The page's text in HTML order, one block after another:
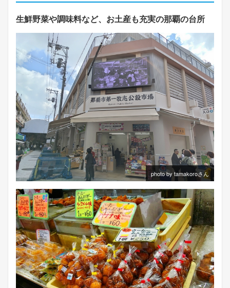
生鮮野菜や調味料など、お土産も充実の那覇の台所
photo by tamakoroさん